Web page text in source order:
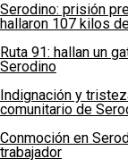
Serodino: prisión
hallaron 107 kilos
Ruta 91: hallan un
Serodino
Indignación y
comunitario de
Conmoción en
trabajador